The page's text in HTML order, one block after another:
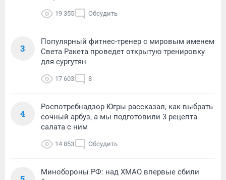
19 355 Обсудить
3
Популярный фитнес-тренер с мировым именем
Света Ракета проведет открытую тренировку
для сургутян
17 603 8
4
Роспотребнадзор Югры рассказал, как выбрать
сочный арбуз, а мы подготовили 3 рецепта
салата с ним
14 853 Обсудить
Минобороны РФ: над ХМАО впервые сбили